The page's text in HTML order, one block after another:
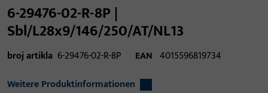
6-29476-02-R-8P |
Sbl/L28x9/146/250/AT/NL13
broj artikla 6-29476-02-R-8P EAN 4015596819734
Weitere Produktinformationen